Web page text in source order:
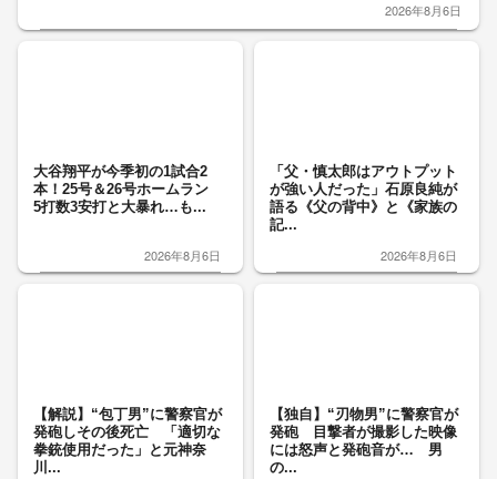
2026年8月6日
大谷翔平が今季初の1試合2
本！25号＆26号ホームラン
5打数3安打と大暴れ…も...
2026年8月6日
「父・慎太郎はアウトプット
が強い人だった」石原良純が
語る《父の背中》と《家族の
記...
2026年8月6日
【解説】“包丁男”に警察官が
発砲しその後死亡 「適切な
拳銃使用だった」と元神奈
川...
【独自】“刃物男”に警察官が
発砲 目撃者が撮影した映像
には怒声と発砲音が… 男
の...